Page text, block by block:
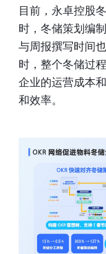
目前，永卓控股
时，冬储策划编
与周报撰写时间
时，整个冬储过
企业的运营成本
和效率。